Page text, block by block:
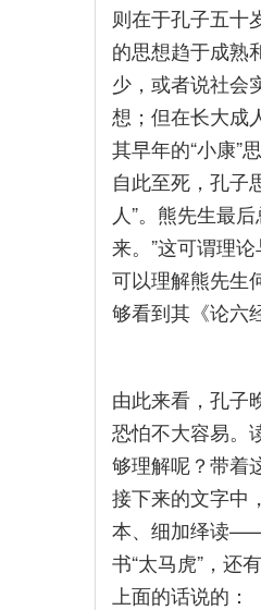
则在于孔子五十
的思想趋于成熟
少，或者说社会
想；但在长大成
其早年的“小康”
自此至死，孔子
人”。熊先生最
来。”这可谓理
可以理解熊先生
够看到其《论六
由此来看，孔子
恐怕不大容易。
够理解呢？带着
接下来的文字中
本、细加绎读
书“太马虎”，还
上面的话说的：